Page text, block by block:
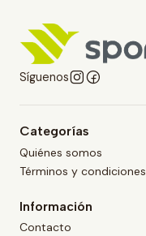
Síguenos
Categorías
Quiénes somos
Términos y condiciones
Información
Contacto